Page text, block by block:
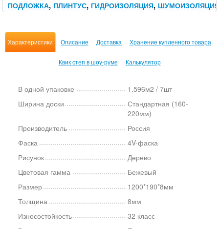
ПОДЛОЖКА ПЛИНТУС ГИДРОИЗОЛЯЦИЯ ШУМОИЗОЛЯЦИЯ
Характеристики Описание Доставка Хранение купленного товара
Квик степ в шоу-руме Калькулятор
В одной упаковке
1.596м2 / 7шт
Ширина доски
Стандартная (160-
220мм)
Производитель
Россия
Фаска
4V-фаска
Рисунок
Дерево
Цветовая гамма
Бежевый
Размер
1200*190*8мм
Толщина
8мм
Износостойкость
32 класс